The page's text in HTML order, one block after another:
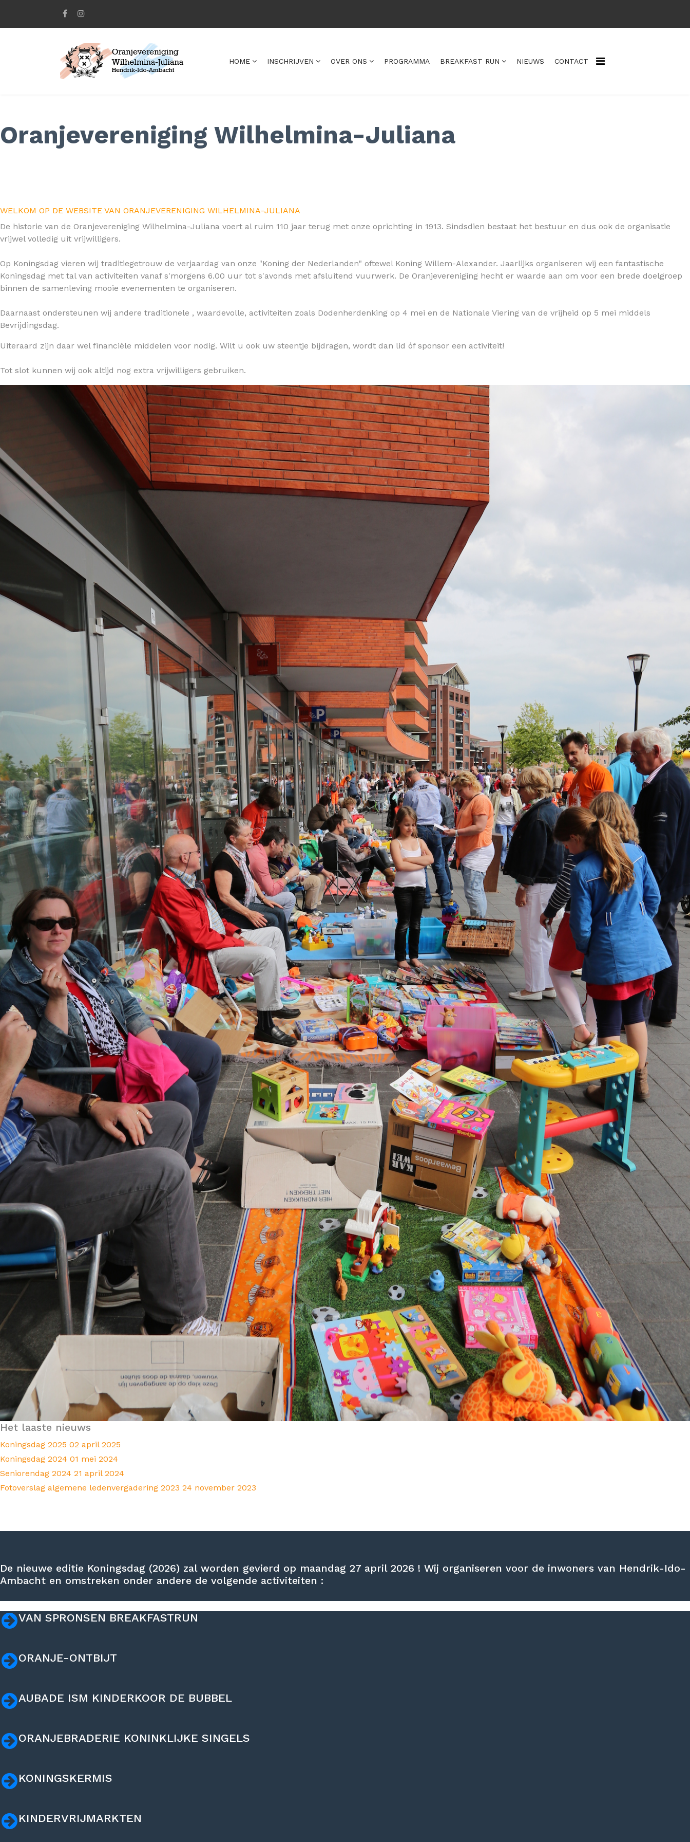
HOME INSCHRIJVEN OVER ONS PROGRAMMA BREAKFAST RUN NIEUWS CONTACT
Oranjevereniging Wilhelmina-Juliana
WELKOM OP DE WEBSITE VAN ORANJEVERENIGING WILHELMINA-JULIANA
De historie van de Oranjevereniging Wilhelmina-Juliana voert al ruim 110 jaar terug met onze oprichting in 1913. Sindsdien bestaat het bestuur en dus ook de organisatie
vrijwel volledig uit vrijwilligers.
Op Koningsdag vieren wij traditiegetrouw de verjaardag van onze "Koning der Nederlanden" oftewel Koning Willem-Alexander. Jaarlijks organiseren wij een fantastische
Koningsdag met tal van activiteiten vanaf s'morgens 6.00 uur tot s'avonds met afsluitend vuurwerk. De Oranjevereniging hecht er waarde aan om voor een brede doelgroep
binnen de samenleving mooie evenementen te organiseren.
Daarnaast ondersteunen wij andere traditionele , waardevolle, activiteiten zoals Dodenherdenking op 4 mei en de Nationale Viering van de vrijheid op 5 mei middels
Bevrijdingsdag.
Uiteraard zijn daar wel financiële middelen voor nodig. Wilt u ook uw steentje bijdragen, wordt dan lid óf sponsor een activiteit!
Tot slot kunnen wij ook altijd nog extra vrijwilligers gebruiken.
Het laaste nieuws
Koningsdag 2025 02 april 2025
Koningsdag 2024 01 mei 2024
Seniorendag 2024 21 april 2024
Fotoverslag algemene ledenvergadering 2023 24 november 2023
De nieuwe editie Koningsdag (2026) zal worden gevierd op maandag 27 april 2026 ! Wij organiseren voor de inwoners van Hendrik-Ido-
Ambacht en omstreken onder andere de volgende activiteiten :
VAN SPRONSEN BREAKFASTRUN
ORANJE-ONTBIJT
AUBADE ISM KINDERKOOR DE BUBBEL
ORANJEBRADERIE KONINKLIJKE SINGELS
KONINGSKERMIS
KINDERVRIJMARKTEN